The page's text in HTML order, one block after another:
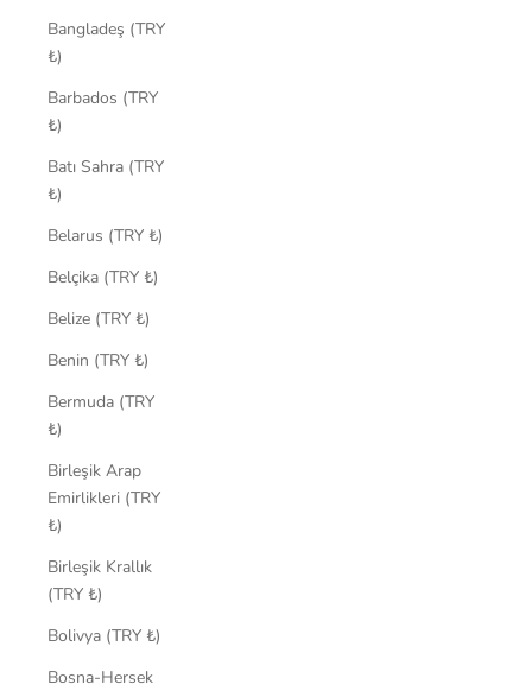
Bangladeş (TRY
₺)
Barbados (TRY
₺)
Batı Sahra (TRY
₺)
Belarus (TRY ₺)
Belçika (TRY ₺)
Belize (TRY ₺)
Benin (TRY ₺)
Bermuda (TRY
₺)
Birleşik Arap
Emirlikleri (TRY
₺)
Birleşik Krallık
(TRY ₺)
Bolivya (TRY ₺)
Bosna-Hersek